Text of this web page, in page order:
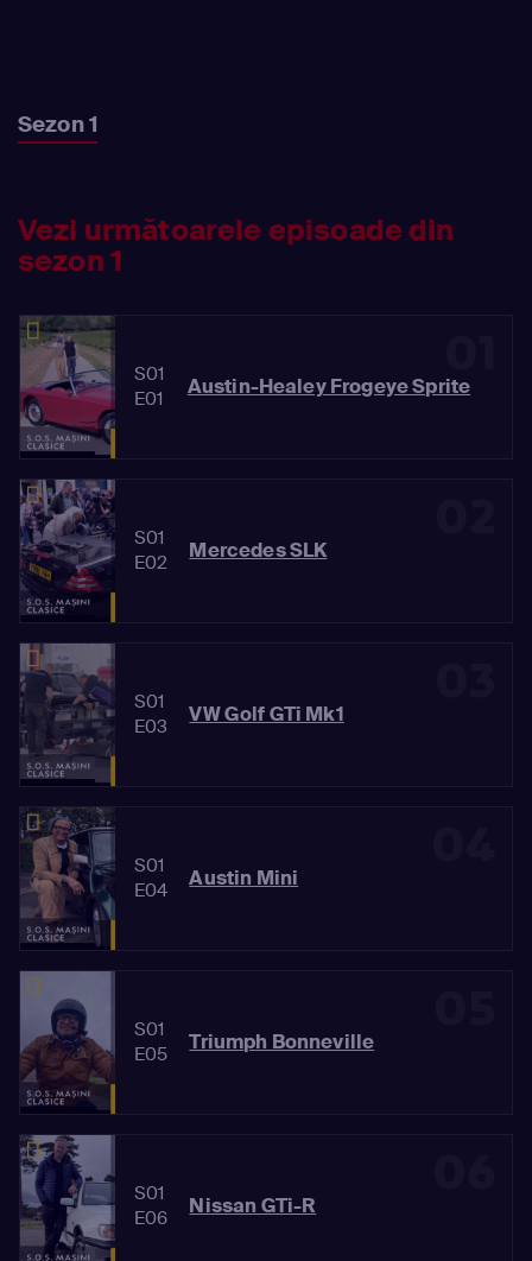
noastră?
Sezon 1
Vezi următoarele episoade din
sezon 1
S01
E01
Austin-Healey Frogeye Sprite
S01
E02
Mercedes SLK
S01
E03
VW Golf GTi Mk1
S01
E04
Austin Mini
S01
E05
Triumph Bonneville
S01
E06
Nissan GTi-R